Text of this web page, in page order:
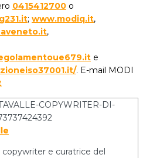
0415412700 o
; www.modiq.it,
,
e
. E-mail MODI
copywriter e curatrice del